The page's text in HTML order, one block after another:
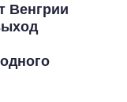
Венгрии